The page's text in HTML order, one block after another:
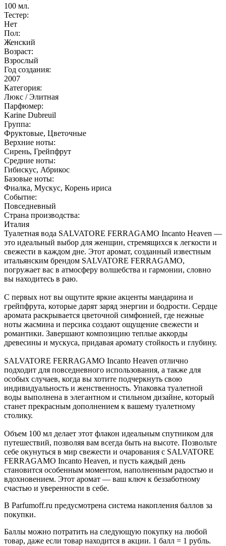
100 мл.
Тестер:
Нет
Пол:
Женский
Возраст:
Взрослый
Год создания:
2007
Категория:
Люкс / Элитная
Парфюмер:
Karine Dubreuil
Группа:
Фруктовые, Цветочные
Верхние ноты:
Сирень, Грейпфрут
Средние ноты:
Гибискус, Абрикос
Базовые ноты:
Фиалка, Мускус, Корень ириса
Событие:
Повседневный
Страна производства:
Италия
Туалетная вода SALVATORE FERRAGAMO Incanto Heaven —
это идеальный выбор для женщин, стремящихся к легкости и
свежести в каждом дне. Этот аромат, созданный известным
итальянским брендом SALVATORE FERRAGAMO,
погружает вас в атмосферу волшебства и гармонии, словно
вы находитесь в раю.
С первых нот вы ощутите яркие акценты мандарина и
грейпфрута, которые дарят заряд энергии и бодрости. Сердце
аромата раскрывается цветочной симфонией, где нежные
ноты жасмина и персика создают ощущение свежести и
романтики. Завершают композицию теплые аккорды
древесины и мускуса, придавая аромату стойкость и глубину.
SALVATORE FERRAGAMO Incanto Heaven отлично
подходит для повседневного использования, а также для
особых случаев, когда вы хотите подчеркнуть свою
индивидуальность и женственность. Упаковка туалетной
воды выполнена в элегантном и стильном дизайне, который
станет прекрасным дополнением к вашему туалетному
столику.
Объем 100 мл делает этот флакон идеальным спутником для
путешествий, позволяя вам всегда быть на высоте. Позвольте
себе окунуться в мир свежести и очарования с SALVATORE
FERRAGAMO Incanto Heaven, и пусть каждый день
становится особенным моментом, наполненным радостью и
вдохновением. Этот аромат — ваш ключ к беззаботному
счастью и уверенности в себе.
В Parfumoff.ru предусмотрена система накопления баллов за
покупки.
Баллы можно потратить на следующую покупку на любой
товар, даже если товар находится в акции. 1 балл = 1 рубль.